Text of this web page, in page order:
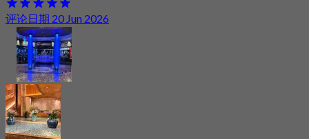
评论日期 20 Jun 2026